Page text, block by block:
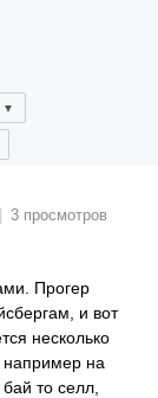
| 3 просмотров
Прогер
и вот
несколько
например на
то селл,